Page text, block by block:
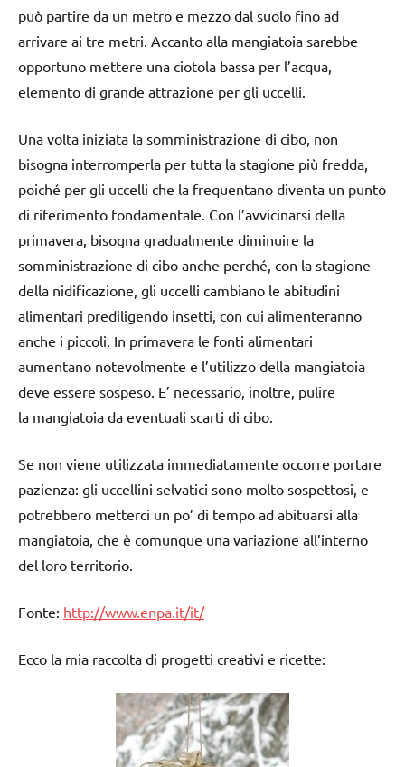
può partire da un metro e mezzo dal suolo fino ad
arrivare ai tre metri. Accanto alla mangiatoia sarebbe
opportuno mettere una ciotola bassa per l’acqua,
elemento di grande attrazione per gli uccelli.
Una volta iniziata la somministrazione di cibo, non
bisogna interromperla per tutta la stagione più fredda,
poiché per gli uccelli che la frequentano diventa un punto
di riferimento fondamentale. Con l’avvicinarsi della
primavera, bisogna gradualmente diminuire la
somministrazione di cibo anche perché, con la stagione
della nidificazione, gli uccelli cambiano le abitudini
alimentari prediligendo insetti, con cui alimenteranno
anche i piccoli. In primavera le fonti alimentari
aumentano notevolmente e l’utilizzo della mangiatoia
deve essere sospeso. E’ necessario, inoltre, pulire
la mangiatoia da eventuali scarti di cibo.
Se non viene utilizzata immediatamente occorre portare
pazienza: gli uccellini selvatici sono molto sospettosi, e
potrebbero metterci un po’ di tempo ad abituarsi alla
mangiatoia, che è comunque una variazione all’interno
del loro territorio.
Fonte: http://www.enpa.it/it/
Ecco la mia raccolta di progetti creativi e ricette: